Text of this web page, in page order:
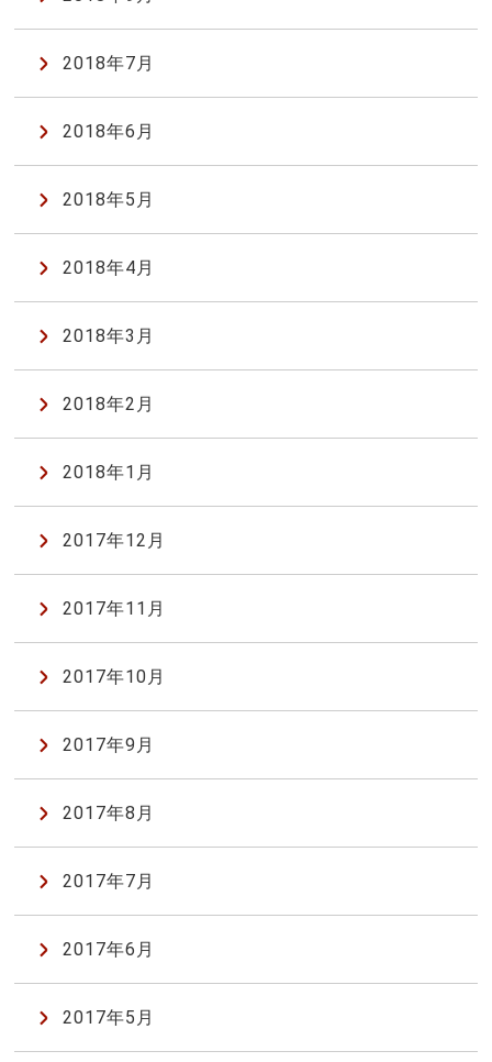
2018年7月
2018年6月
2018年5月
2018年4月
2018年3月
2018年2月
2018年1月
2017年12月
2017年11月
2017年10月
2017年9月
2017年8月
2017年7月
2017年6月
2017年5月